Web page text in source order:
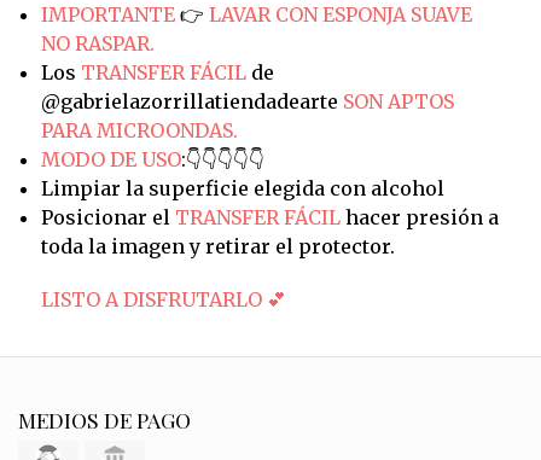
IMPORTANTE 👉 LAVAR CON ESPONJA SUAVE
NO RASPAR.
Los TRANSFER FÁCILde
@gabrielazorrillatiendadearte SON APTOS
PARA MICROONDAS.
MODO DE USO:👇👇👇👇👇
Limpiar la superficie elegida con alcohol
Posicionar el TRANSFER FÁCILhacer presión a
toda la imagen y retirar el protector.
LISTO A DISFRUTARLO 💕
MEDIOS DE PAGO